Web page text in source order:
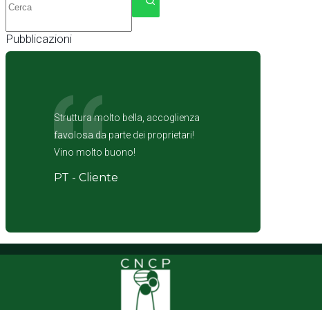
Pubblicazioni
Struttura molto bella, accoglienza
favolosa da parte dei proprietari!
Vino molto buono!
PT - Cliente